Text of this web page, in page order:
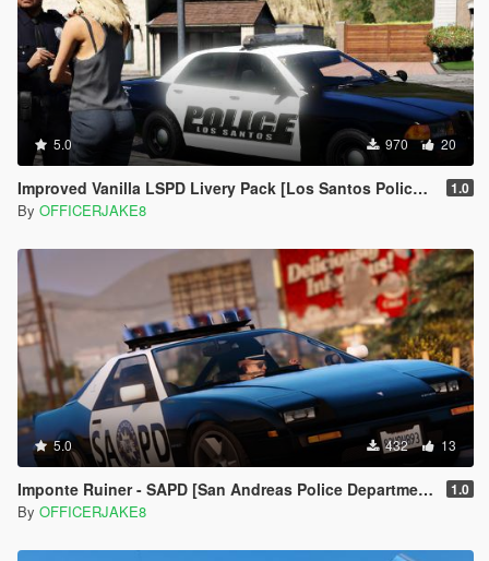
5.0 970 20
Improved Vanilla LSPD Livery Pack [Los Santos Police Department] 1.0
By OFFICERJAKE8
5.0 432 13
Imponte Ruiner - SAPD [San Andreas Police Department Restoration Project] 1.0
By OFFICERJAKE8